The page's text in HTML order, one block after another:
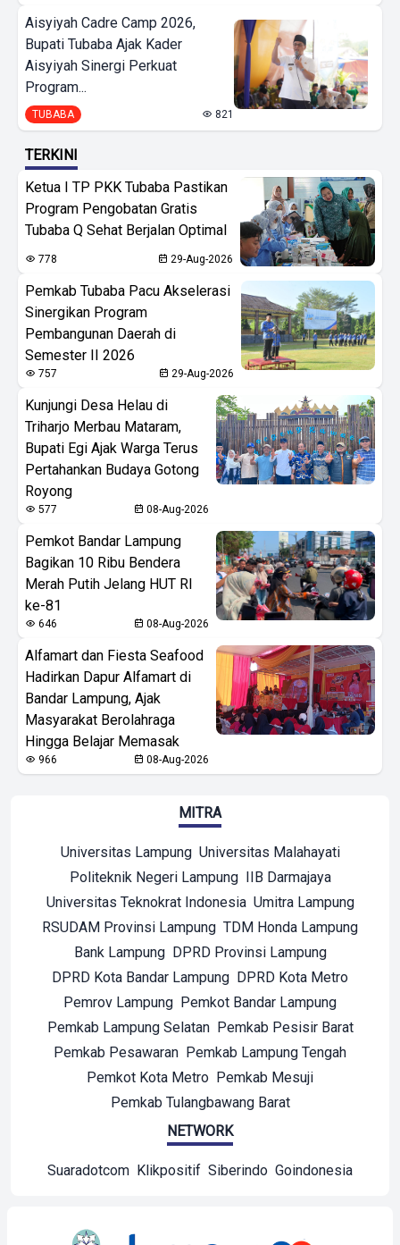
Aisyiyah Cadre Camp 2026,
Bupati Tubaba Ajak Kader
Aisyiyah Sinergi Perkuat
Program...
TUBABA 821
TERKINI
Ketua I TP PKK Tubaba Pastikan
Program Pengobatan Gratis
Tubaba Q Sehat Berjalan Optimal
778 29-Aug-2026
Pemkab Tubaba Pacu Akselerasi
Sinergikan Program
Pembangunan Daerah di
Semester II 2026
757 29-Aug-2026
Kunjungi Desa Helau di
Triharjo Merbau Mataram,
Bupati Egi Ajak Warga Terus
Pertahankan Budaya Gotong
Royong
577 08-Aug-2026
Pemkot Bandar Lampung
Bagikan 10 Ribu Bendera
Merah Putih Jelang HUT RI
ke-81
646 08-Aug-2026
Alfamart dan Fiesta Seafood
Hadirkan Dapur Alfamart di
Bandar Lampung, Ajak
Masyarakat Berolahraga
Hingga Belajar Memasak
966 08-Aug-2026
MITRA
Universitas Lampung Universitas Malahayati
Politeknik Negeri Lampung IIB Darmajaya
Universitas Teknokrat Indonesia Umitra Lampung
RSUDAM Provinsi Lampung TDM Honda Lampung
Bank Lampung DPRD Provinsi Lampung
DPRD Kota Bandar Lampung DPRD Kota Metro
Pemrov Lampung Pemkot Bandar Lampung
Pemkab Lampung Selatan Pemkab Pesisir Barat
Pemkab Pesawaran Pemkab Lampung Tengah
Pemkot Kota Metro Pemkab Mesuji
Pemkab Tulangbawang Barat
NETWORK
Suaradotcom Klikpositif Siberindo Goindonesia